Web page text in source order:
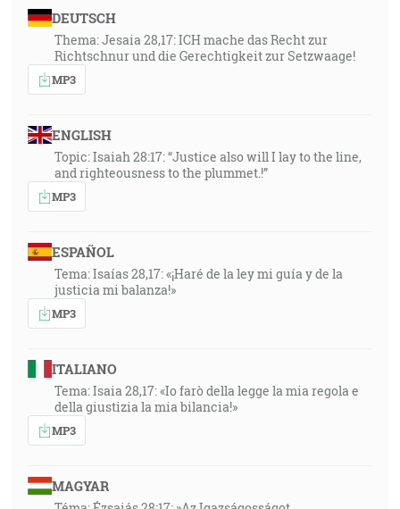
DEUTSCH
Thema: Jesaia 28,17: ICH mache das Recht zur
Richtschnur und die Gerechtigkeit zur Setzwaage!
MP3
ENGLISH
Topic: Isaiah 28:17: “Justice also will I lay to the line,
and righteousness to the plummet.!”
MP3
ESPAÑOL
Tema: Isaías 28,17: «¡Haré de la ley mi guía y de la
justicia mi balanza!»
MP3
ITALIANO
Tema: Isaia 28,17: «Io farò della legge la mia regola e
della giustizia la mia bilancia!»
MP3
MAGYAR